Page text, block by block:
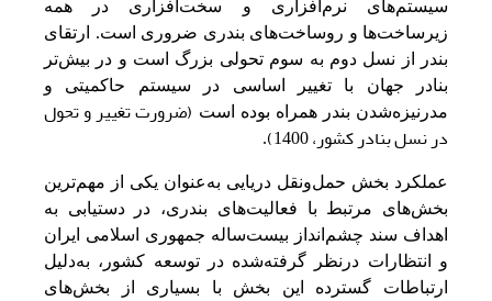
سیستم‌های نرم‌افزاری و سخت‌‌افزاری در همه‌
زیرساخت‌ها و روساخت‌های بندری ضروری است‌. ارتقای
بندر از نسل‌ دوم به‌ سوم تحولی‌ بزرگ است‌ و در بیش‌تر
بنادر جهان با تغییر اساسی‌ در سیستم‌ حاکمیتی‌ و
مدرنیزه‌شدن بندر همراه بوده است‌ (ضرورت تغییر و تحول
در نسل بنادر کشور، 1400)
.
عملکرد بخش‌ حمل‌‌ونقل‌ دریایی‌ به‌‌عنوان یکی‌ از مهم‌ترین‌
بخش‌های مرتبط‌ با فعالیت‌های بندری، در دستیابی‌ به‌
اهداف سند چشم‌انداز بیست‌ساله‌ جمهوری اسلامی‌ ایران
و انتظارات درنظر گرفته‌شده در توسعه‌ کشور، به‌‌دلیل‌
ارتباطات گسترده این‌ بخش‌ با بسیاری از بخش‌های